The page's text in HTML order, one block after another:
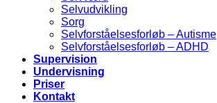
Selvudvikling
Sorg
Selvforståelsesforløb – Autisme
Selvforståelsesforløb – ADHD
Supervision
Undervisning
Priser
Kontakt